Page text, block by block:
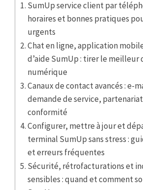
SumUp service client par
horaires et bonnes pratiques
urgents
Chat en ligne, application
d’aide SumUp : tirer le meilleur
numérique
Canaux de contact avancés : e-
demande de service,
conformité
Configurer, mettre à jour et
terminal SumUp sans stress :
et erreurs fréquentes
Sécurité, rétrofacturations et
sensibles : quand et comment